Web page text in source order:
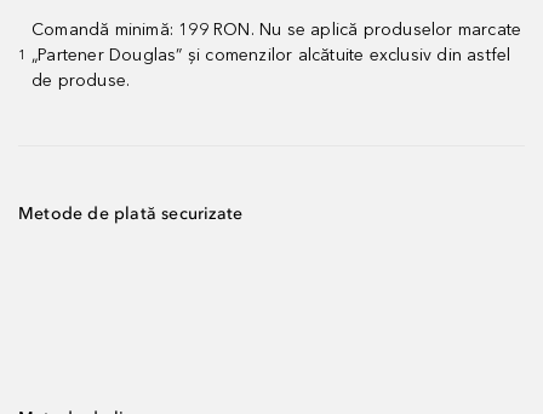
1
Comandă minimă: 199 RON. Nu se aplică produselor marcate
„Partener Douglas” și comenzilor alcătuite exclusiv din astfel
de produse.
Metode de plată securizate